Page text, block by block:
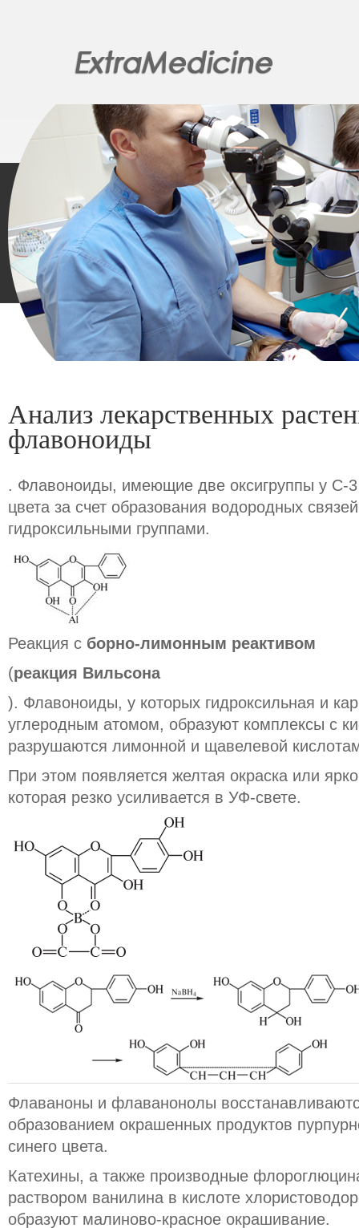
Анализ лекарственных
флавоноиды
. Флавоноиды, имеющие две оксигруппы у С-
цвета за счет образования водородных
гидроксильными группами.
Реакция с борно-лимонным реактивом
(реакция Вильсона
). Флавоноиды, у которых гидроксильная и
углеродным атомом, образуют комплексы с
разрушаются лимонной и щавелевой
При этом появляется желтая окраска или
которая резко усиливается в УФ-свете.
Флаваноны и флаванонолы
образованием окрашенных продуктов
синего цвета.
Катехины, а также производные
раствором ванилина в кислоте
образуют малиново-красное окрашивание.